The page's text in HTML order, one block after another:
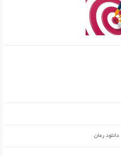
دانلود رمان